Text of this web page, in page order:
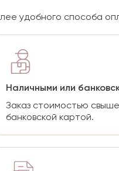
удобного способа
Наличными или
Заказ стоимостью
банковской картой.